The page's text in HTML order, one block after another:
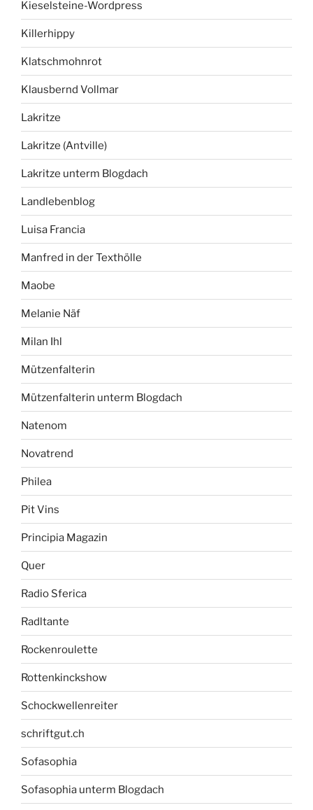
Kieselsteine-Wordpress
Killerhippy
Klatschmohnrot
Klausbernd Vollmar
Lakritze
Lakritze (Antville)
Lakritze unterm Blogdach
Landlebenblog
Luisa Francia
Manfred in der Texthölle
Maobe
Melanie Näf
Milan Ihl
Mützenfalterin
Mützenfalterin unterm Blogdach
Natenom
Novatrend
Philea
Pit Vins
Principia Magazin
Quer
Radio Sferica
Radltante
Rockenroulette
Rottenkinckshow
Schockwellenreiter
schriftgut.ch
Sofasophia
Sofasophia unterm Blogdach